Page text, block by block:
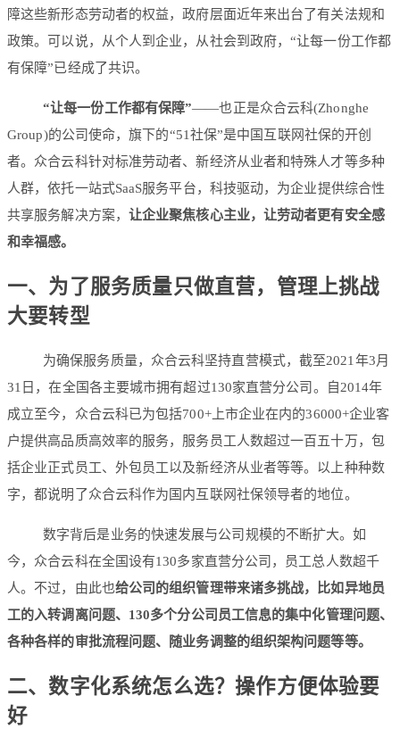
障这些新形态劳动者的权益，政府层面近年来出台了有关法规和
政策。可以说，从个人到企业，从社会到政府，“让每一份工作都
有保障”已经成了共识。
“让每一份工作都有保障”——也正是众合云科(Zhonghe
Group)的公司使命，旗下的“51社保”是中国互联网社保的开创
者。众合云科针对标准劳动者、新经济从业者和特殊人才等多种
人群，依托一站式SaaS服务平台，科技驱动，为企业提供综合性
共享服务解决方案， 让企业聚焦核心主业，让劳动者更有安全感
和幸福感。
一、为了服务质量只做直营，管理上挑战
大要转型
为确保服务质量，众合云科坚持直营模式，截至2021年3月
31日，在全国各主要城市拥有超过130家直营分公司。自2014年
成立至今，众合云科已为包括700+上市企业在内的36000+企业客
户提供高品质高效率的服务，服务员工人数超过一百五十万，包
括企业正式员工、外包员工以及新经济从业者等等。以上种种数
字，都说明了众合云科作为国内互联网社保领导者的地位。
数字背后是业务的快速发展与公司规模的不断扩大。如
今，众合云科在全国设有130多家直营分公司，员工总人数超千
人。不过，由此也给公司的组织管理带来诸多挑战，比如异地员
工的入转调离问题、130多个分公司员工信息的集中化管理问题、
各种各样的审批流程问题、随业务调整的组织架构问题等等。
二、数字化系统怎么选？操作方便体验要
好